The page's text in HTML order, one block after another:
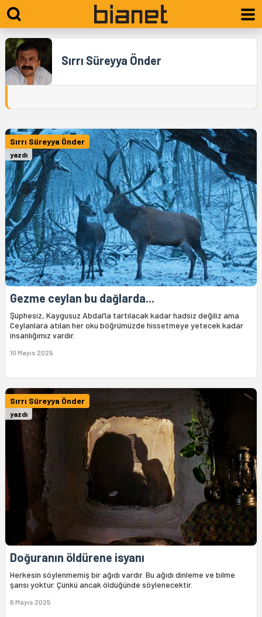
Sırrı Süreyya Önder
Sırrı Süreyya Önder
yazdı
Gezme ceylan bu dağlarda...
Şüphesiz, Kaygusuz Abdal’la tartılacak kadar hadsiz değiliz ama
Ceylanlara atılan her oku böğrümüzde hissetmeye yetecek kadar
insanlığımız vardır.
10 Mayıs 2025
Sırrı Süreyya Önder
yazdı
Doğuranın öldürene isyanı
Herkesin söylenmemiş bir ağıdı vardır. Bu ağıdı dinleme ve bilme
şansı yoktur. Çünkü ancak öldüğünde söylenecektir.
6 Mayıs 2025